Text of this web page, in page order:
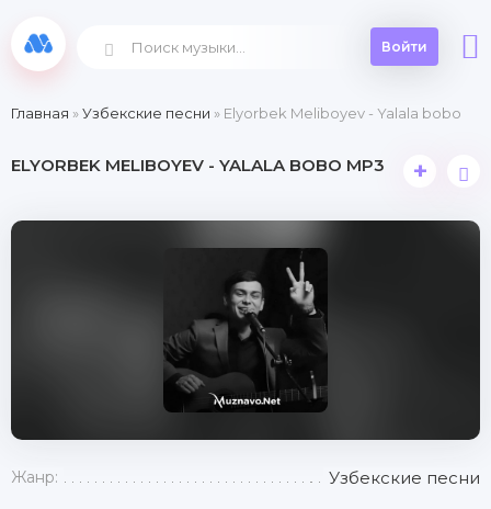
Войти
Главная »Узбекские песни » Elyorbek Meliboyev - Yalala bobo
ELYORBEK MELIBOYEV - YALALA BOBO MP3 +
Жанр: Узбекские песни